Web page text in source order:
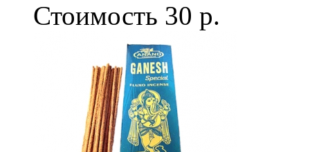
Стоимость 30 р.